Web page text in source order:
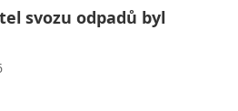
svozu odpadů byl